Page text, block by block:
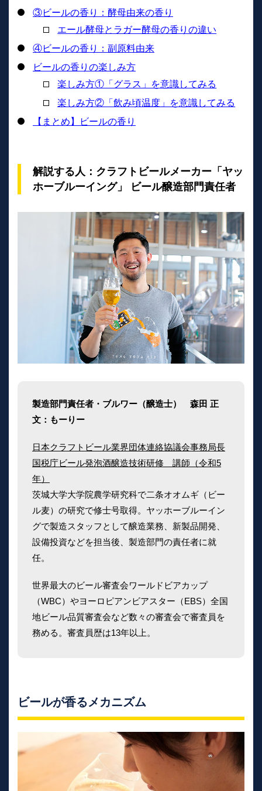
③ビールの香り：酵母由来の香り
エール酵母とラガー酵母の香りの違い
④ビールの香り：副原料由来
ビールの香りの楽しみ方
楽しみ方①「グラス」を意識してみる
楽しみ方②「飲み頃温度」を意識してみる
【まとめ】ビールの香り
解説する人：クラフトビールメーカー「ヤッ
ホーブルーイング」 ビール醸造部門責任者
製造部門責任者・ブルワー（醸造士） 森田 正
文：もーりー
日本クラフトビール業界団体連絡協議会事務局長
国税庁ビール発泡酒醸造技術研修 講師（令和5
年）
茨城大学大学院農学研究科で二条オオムギ（ビー
ル麦）の研究で修士号取得。ヤッホーブルーイン
グで製造スタッフとして醸造業務、新製品開発、
設備投資などを担当後、製造部門の責任者に就
任。
世界最大のビール審査会ワールドビアカップ
（WBC）やヨーロピアンビアスター（EBS）全国
地ビール品質審査会など数々の審査会で審査員を
務める。審査員歴は13年以上。
ビールが香るメカニズム